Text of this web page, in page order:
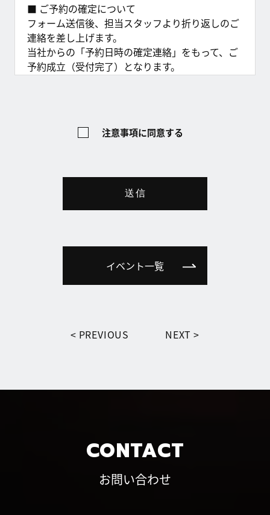
■ ご予約の確定について
フォーム送信後、担当スタッフより折り返しのご
連絡を差し上げます。
当社からの「予約日時の確定連絡」をもって、ご
予約成立（受付完了）となります。
■ 当日・直前のご予約について
ご来場当日（または直前）のご予約は、お電話で
■ メール受信設定のお願い（携帯メールをご利用
「@d-made.net」からのメールを受信できるよ
う、事前に設定をご確認ください。
■ 来場特典（Amazonギフト）お渡しまでの流れ
■ 来場特典に関する条件・ご注意
①将来的にマイホームの建築（新築、建て替
え）・ご購入をご検討中の方。
注意事項に同意する
送信
イベント一覧
PREVIOUS NEXT
CONTACT
お問い合わせ